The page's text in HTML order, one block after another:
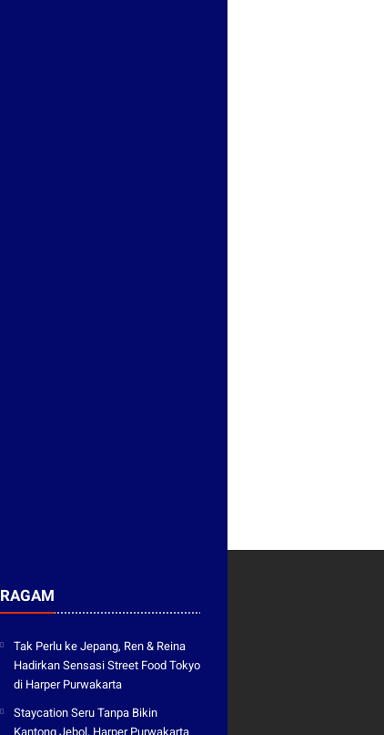
RAGAM
Tak Perlu ke Jepang, Ren & Reina
Hadirkan Sensasi Street Food Tokyo
di Harper Purwakarta
Staycation Seru Tanpa Bikin
Kantong Jebol, Harper Purwakarta